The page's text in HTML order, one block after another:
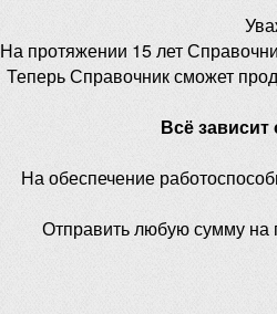
На протяжении 15 лет
Теперь Справочник сможет
Всё
На обеспечение
Отправить любую сумму на